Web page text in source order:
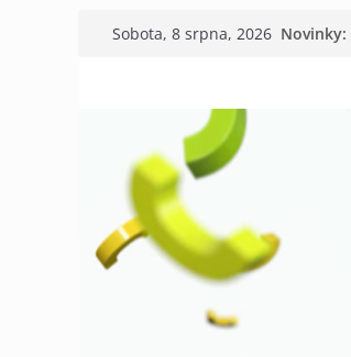
Přeskočit
Sobota, 8 srpna, 2026 Novinky: